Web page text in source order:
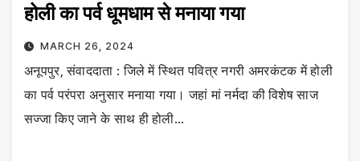
होली का पर्व धूमधाम से मनाया गया
MARCH 26, 2024
अनूपपुर, संवाददाता : जिले में स्थित पवित्र नगरी अमरकंटक में होली
का पर्व परंपरा अनुसार मनाया गया। जहां मां नर्मदा की विशेष साज
सज्जा किए जाने के साथ ही होली…